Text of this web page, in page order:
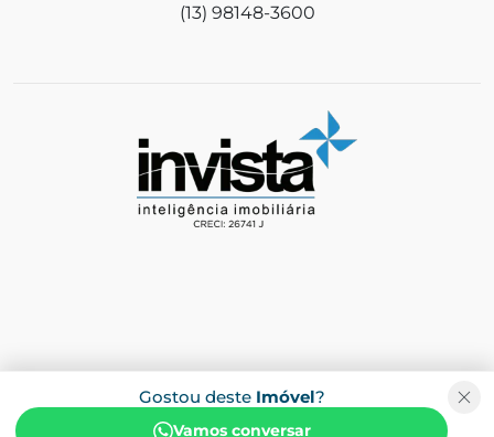
Gostou deste Imóvel?
Vamos conversar
(13) 98148-3600